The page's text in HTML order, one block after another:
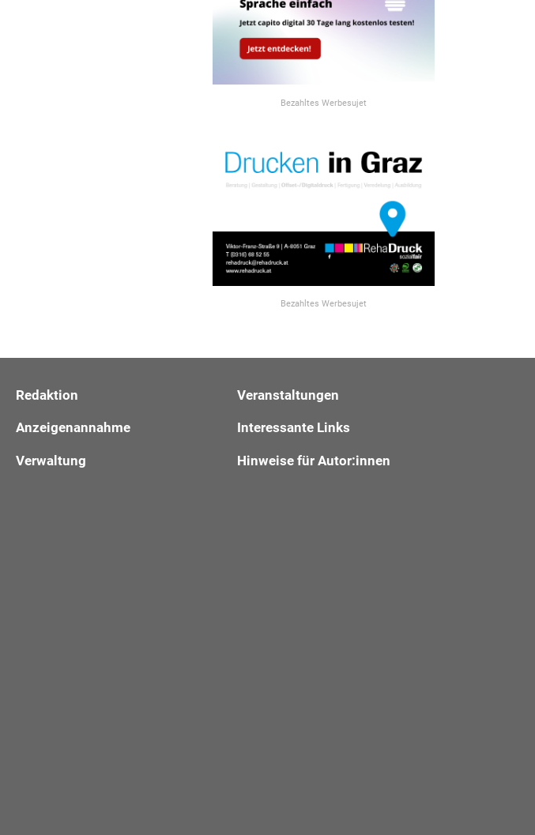
Bezahltes Werbesujet
Bezahltes Werbesujet
Redaktion
Anzeigenannahme
Verwaltung
Veranstaltungen
Interessante Links
Hinweise für Autor:innen